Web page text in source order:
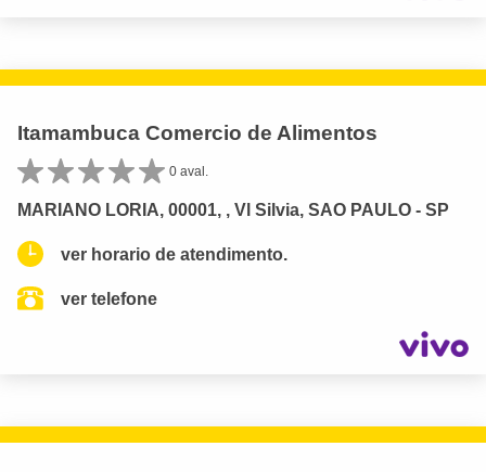
Itamambuca Comercio de Alimentos
0 aval.
MARIANO LORIA, 00001, , Vl Silvia, SAO PAULO - SP
ver horario de atendimento.
ver telefone